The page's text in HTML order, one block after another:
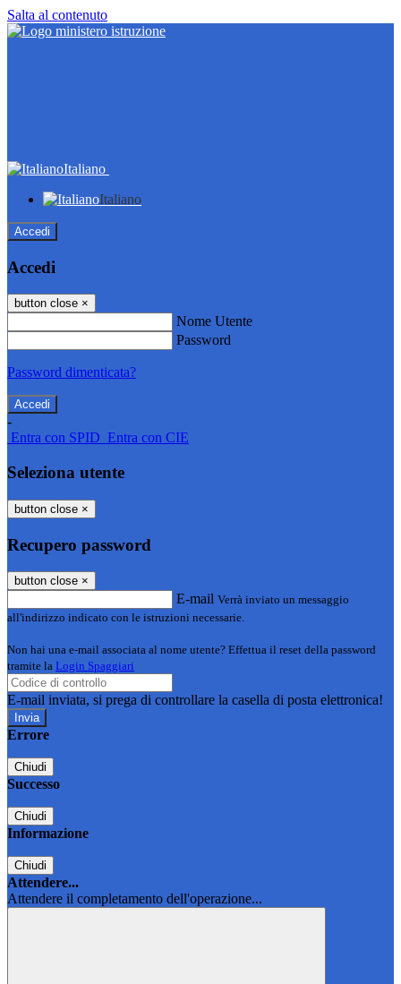
Salta al contenuto
Italiano
Italiano
Accedi
Accedi
button close ×
Nome Utente
Password
Password dimenticata?
-
Entra con SPID Entra con CIE
Seleziona utente
button close ×
Recupero password
button close ×
E-mail Verrà inviato un messaggio
all'indirizzo indicato con le istruzioni necessarie.
Non hai una e-mail associata al nome utente? Effettua il reset della password
tramite la Login Spaggiari
E-mail inviata, si prega di controllare la casella di posta elettronica!
Errore
Chiudi
Successo
Chiudi
Informazione
Chiudi
Attendere...
Attendere il completamento dell'operazione...